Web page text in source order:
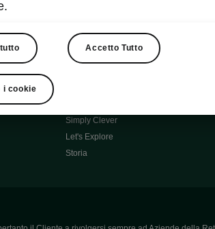
Contatti
Auto per neopatentati
Simply Clever
Let's Explore
Storia
Accetto Tutto
i cookie